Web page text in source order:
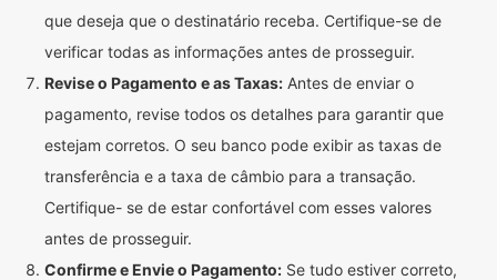
que deseja que o destinatário receba. Certifique-se de
verificar todas as informações antes de prosseguir.
Revise o Pagamento e as Taxas: Antes de enviar o
pagamento, revise todos os detalhes para garantir que
estejam corretos. O seu banco pode exibir as taxas de
transferência e a taxa de câmbio para a transação.
Certifique- se de estar confortável com esses valores
antes de prosseguir.
Confirme e Envie o Pagamento: Se tudo estiver correto,